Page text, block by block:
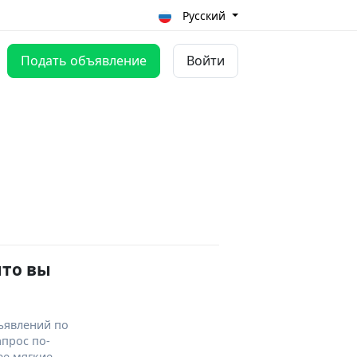
Русский
Подать объявление Войти
вы
по
по-